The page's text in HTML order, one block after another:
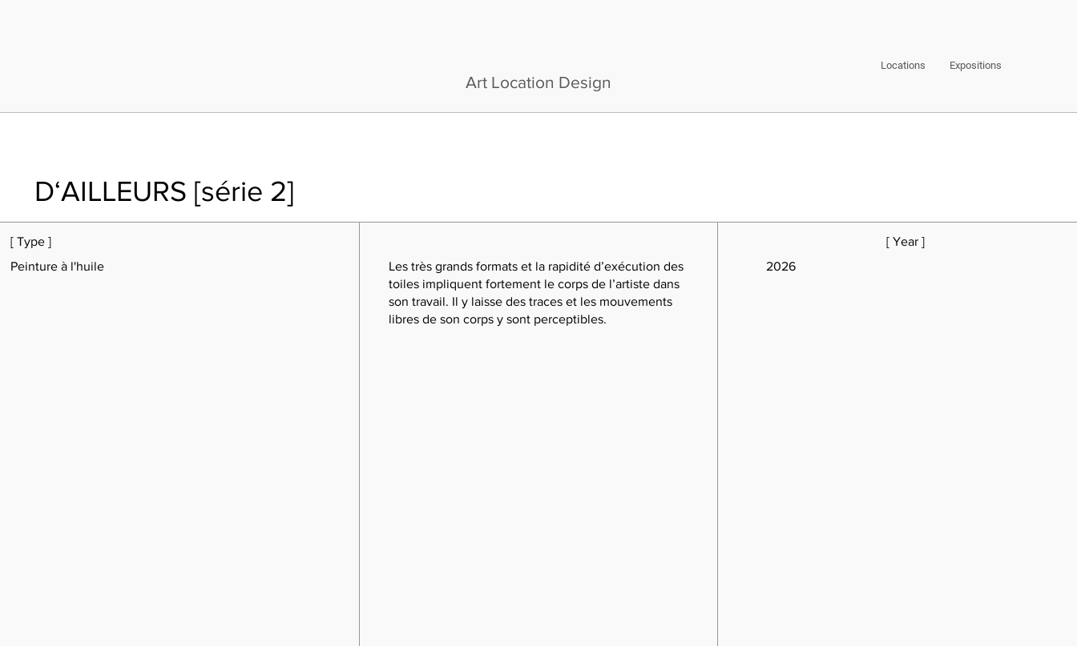
Locations Expositions
Art Location Design
D‘AILLEURS [série 2]
[ Type ]
Peinture à l'huile
Les très grands formats et la rapidité d’exécution des
toiles impliquent fortement le corps de l’artiste dans
son travail. Il y laisse des traces et les mouvements
libres de son corps y sont perceptibles.
[ Year ]
2026